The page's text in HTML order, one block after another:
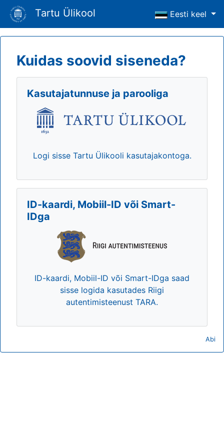
Tartu Ülikool Eesti keel
Kuidas soovid siseneda?
Kasutajatunnuse ja parooliga
Logi sisse Tartu Ülikooli kasutajakontoga.
ID-kaardi, Mobiil-ID või Smart-
IDga
ID-kaardi, Mobiil-ID või Smart-IDga saad
sisse logida kasutades Riigi
autentimisteenust TARA.
Abi